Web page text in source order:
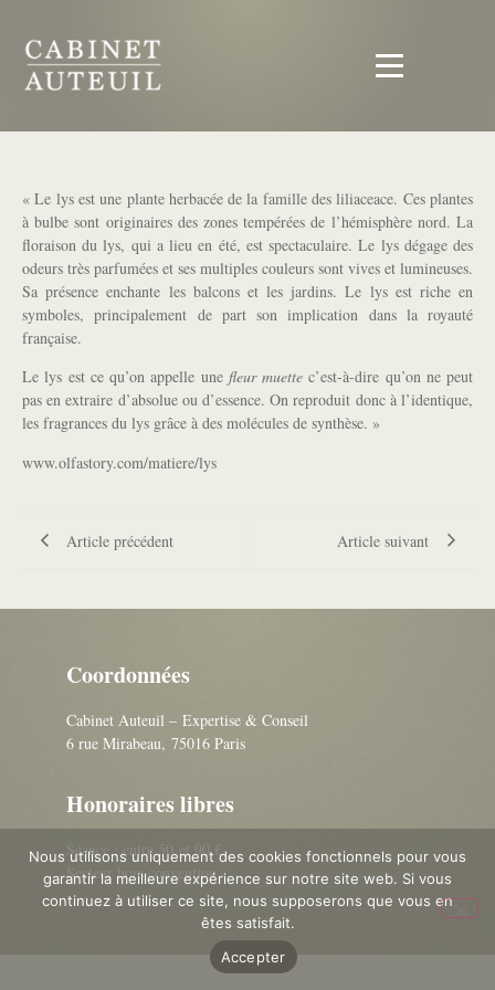
« Le lys est une plante herbacée de la famille des liliaceace. Ces plantes
à bulbe sont originaires des zones tempérées de l’hémisphère nord. La
floraison du lys, qui a lieu en été, est spectaculaire. Le lys dégage des
odeurs très parfumées et ses multiples couleurs sont vives et lumineuses.
Sa présence enchante les balcons et les jardins. Le lys est riche en
symboles, principalement de part son implication dans la royauté
française.
Le lys est ce qu’on appelle une fleur muette c’est-à-dire qu’on ne peut
pas en extraire d’absolue ou d’essence. On reproduit donc à l’identique,
les fragrances du lys grâce à des molécules de synthèse. »
www.olfastory.com/matiere/lys
Article précédent Article suivant
Coordonnées
Cabinet Auteuil – Expertise & Conseil
6 rue Mirabeau, 75016 Paris
Honoraires libres
Séance : entre 50 et 90 €
Secteur hors convention
Nous utilisons uniquement des cookies fonctionnels pour vous
garantir la meilleure expérience sur notre site web. Si vous
continuez à utiliser ce site, nous supposerons que vous en
êtes satisfait.
Accepter